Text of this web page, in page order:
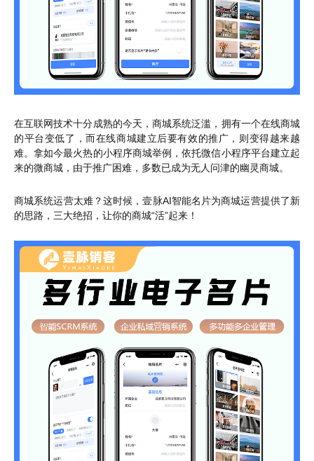
在互联网技术十分成熟的今天，商城系统泛滥，拥有一个在线商城
的平台变低了，而在线商城建立后要有效的推广，则变得越来越
难。拿如今最火热的小程序商城举例，依托微信小程序平台建立起
来的微商城，由于推广困难，多数已成为无人问津的幽灵商城。
商城系统运营太难？这时候，壹脉AI智能名片为商城运营提供了新
的思路，三大绝招，让你的商城“活”起来！